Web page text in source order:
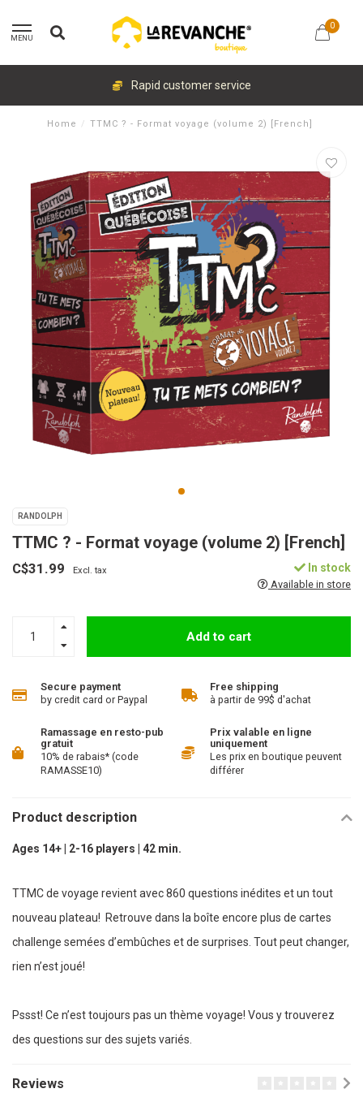
MENU
0
Rapid customer service
Home / TTMC ? - Format voyage (volume 2) [French]
RANDOLPH
TTMC ? - Format voyage (volume 2) [French]
C$31.99 Excl. tax In stock
Available in store
Add to cart
Secure payment
by credit card or Paypal
Free shipping
à partir de 99$ d'achat
Ramassage en resto-pub
gratuit
10% de rabais* (code
RAMASSE10)
Prix valable en ligne
uniquement
Les prix en boutique peuvent
différer
Product description
Ages 14+ | 2-16 players | 42 min.
TTMC de voyage revient avec 860 questions inédites et un tout
nouveau plateau! Retrouve dans la boîte encore plus de cartes
challenge semées d’embûches et de surprises. Tout peut changer,
rien n’est joué!
Pssst! Ce n’est toujours pas un thème voyage! Vous y trouverez
des questions sur des sujets variés.
Reviews